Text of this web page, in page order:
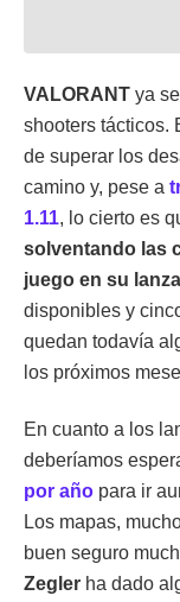
VALORANT ya
shooters tácticos.
de superar los
camino y, pese a
1.11, lo cierto es
solventando las
juego en su
disponibles y
quedan todavía
los próximos
En cuanto a los
deberíamos
por año para ir
Los mapas,
buen seguro
Zegler ha dado